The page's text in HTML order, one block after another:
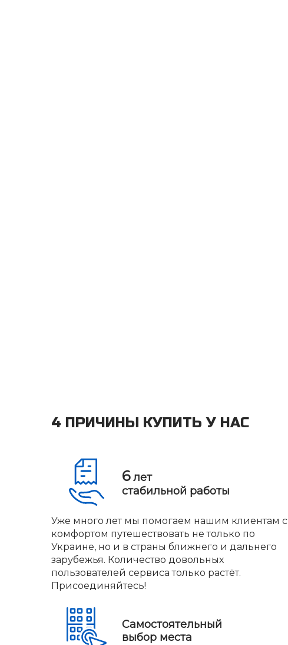
4 ПРИЧИНЫ КУПИТЬ У НАС
6лет
стабильной работы
Уже много лет мы помогаем нашим клиентам с
комфортом путешествовать не только по
Украине, но и в страны ближнего и дальнего
зарубежья. Количество довольных
пользователей сервиса только растёт.
Присоединяйтесь!
Самостоятельный
выбор места